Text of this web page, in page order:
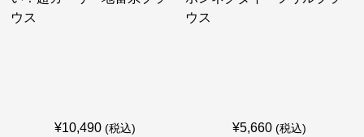
¥10,490 (税込) ¥5,660 (税込)